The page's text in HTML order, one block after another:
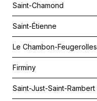
Saint-Chamond
Saint-Étienne
Le Chambon-Feugerolles
Firminy
Saint-Just-Saint-Rambert